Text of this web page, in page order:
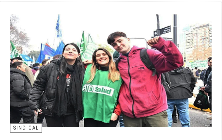
SINDICAL